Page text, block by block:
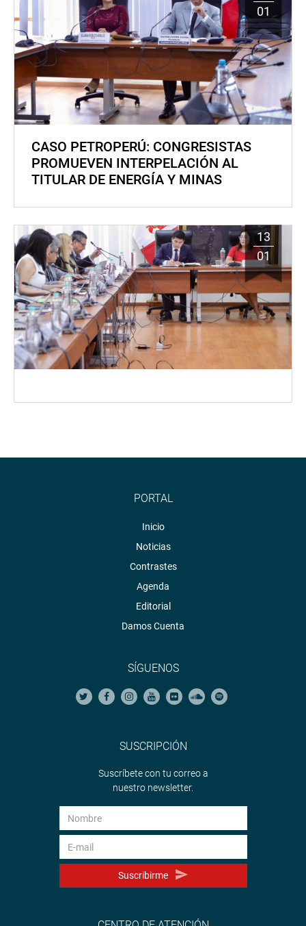
01
CASO PETROPERÚ: CONGRESISTAS
PROMUEVEN INTERPELACIÓN AL
TITULAR DE ENERGÍA Y MINAS
13
01
PORTAL
Inicio
Noticias
Contrastes
Agenda
Editorial
Damos Cuenta
SÍGUENOS
SUSCRIPCIÓN
Suscríbete con tu correo a
nuestro newsletter.
Suscribirme